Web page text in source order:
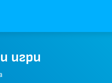
игри